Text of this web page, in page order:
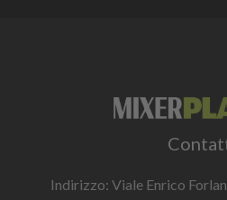
Indirizzo: Viale Enrico